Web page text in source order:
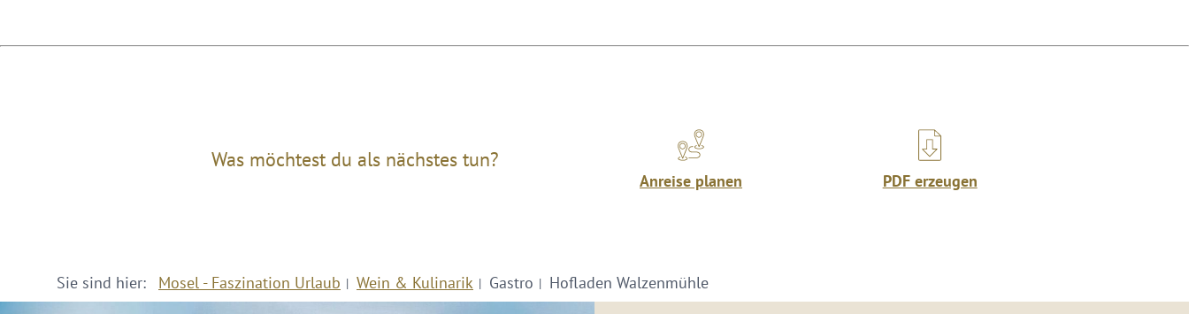
Was möchtest du als nächstes tun?
Anreise planen PDF erzeugen
Sie sind hier: Mosel - Faszination Urlaub Wein & Kulinarik Gastro Hofladen Walzenmühle